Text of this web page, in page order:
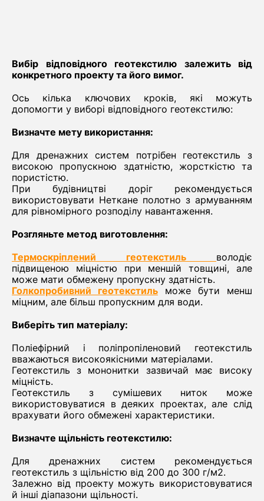
Вибір відповідного геотекстилю залежить від
конкретного проекту та його вимог.
Ось кілька ключових кроків, які можуть
допомогти у виборі відповідного геотекстилю:
Визначте мету використання:
Для дренажних систем потрібен геотекстиль з
високою пропускною здатністю, жорсткістю та
пористістю.
При будівництві доріг рекомендується
використовувати Неткане полотно з армуванням
для рівномірного розподілу навантаження.
Розгляньте метод виготовлення:
Термоскріплений геотекстиль володіє
підвищеною міцністю при меншій товщині, але
може мати обмежену пропускну здатність.
Голкопробивний геотекстиль може бути менш
міцним, але більш пропускним для води.
Виберіть тип матеріалу:
Поліефірний і поліпропіленовий геотекстиль
вважаються високоякісними матеріалами.
Геотекстиль з мононитки зазвичай має високу
міцність.
Геотекстиль з сумішевих ниток може
використовуватися в деяких проектах, але слід
врахувати його обмежені характеристики.
Визначте щільність геотекстилю:
Для дренажних систем рекомендується
геотекстиль з щільністю від 200 до 300 г/м2.
Залежно від проекту можуть використовуватися
й інші діапазони щільності.